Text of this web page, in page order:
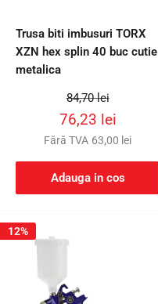
Trusa biti imbusuri TORX
XZN hex splin 40 buc cutie
metalica
Preț
84,70 lei
Preț
redus
76,23 lei
Fără TVA 63,00 lei
Adauga in cos
12%